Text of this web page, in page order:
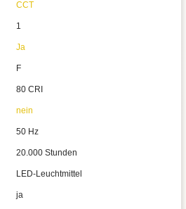
CCT
1
Ja
F
80 CRI
nein
50 Hz
20.000 Stunden
LED-Leuchtmittel
ja